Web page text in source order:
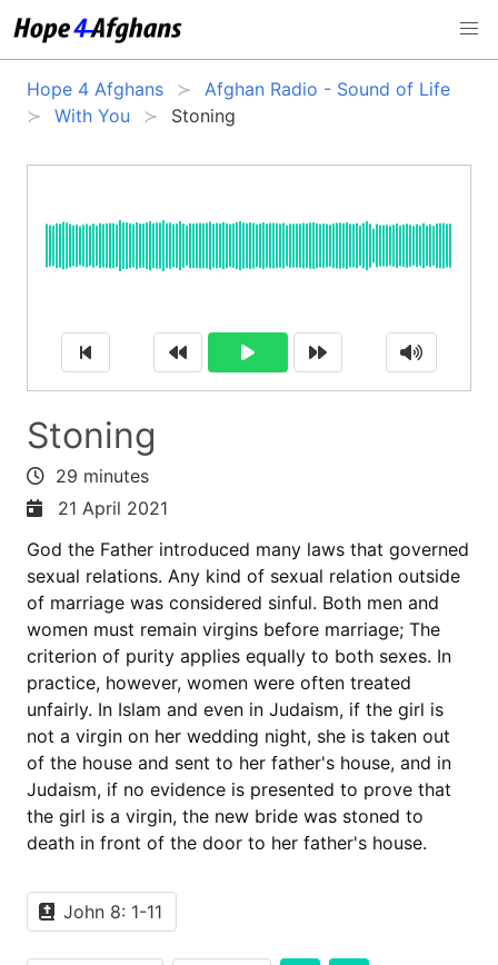
Hope 4 Afghans
Afghan Radio - Sound of Life
With You
Stoning
Stoning
29 minutes
21 April 2021
God the Father introduced many laws that governed
sexual relations. Any kind of sexual relation outside
of marriage was considered sinful. Both men and
women must remain virgins before marriage; The
criterion of purity applies equally to both sexes. In
practice, however, women were often treated
unfairly. In Islam and even in Judaism, if the girl is
not a virgin on her wedding night, she is taken out
of the house and sent to her father's house, and in
Judaism, if no evidence is presented to prove that
the girl is a virgin, the new bride was stoned to
death in front of the door to her father's house.
John 8: 1-11